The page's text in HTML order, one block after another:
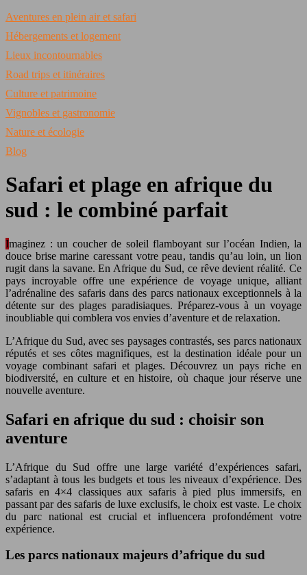
Aventures en plein air et safari
Hébergements et logement
Lieux incontournables
Road trips et itinéraires
Culture et patrimoine
Vignobles et gastronomie
Nature et écologie
Blog
Safari et plage en afrique du
sud : le combiné parfait
Imaginez : un coucher de soleil flamboyant sur l’océan Indien, la
douce brise marine caressant votre peau, tandis qu’au loin, un lion
rugit dans la savane. En Afrique du Sud, ce rêve devient réalité. Ce
pays incroyable offre une expérience de voyage unique, alliant
l’adrénaline des safaris dans des parcs nationaux exceptionnels à la
détente sur des plages paradisiaques. Préparez-vous à un voyage
inoubliable qui comblera vos envies d’aventure et de relaxation.
L’Afrique du Sud, avec ses paysages contrastés, ses parcs nationaux
réputés et ses côtes magnifiques, est la destination idéale pour un
voyage combinant safari et plages. Découvrez un pays riche en
biodiversité, en culture et en histoire, où chaque jour réserve une
nouvelle aventure.
Safari en afrique du sud : choisir son
aventure
L’Afrique du Sud offre une large variété d’expériences safari,
s’adaptant à tous les budgets et tous les niveaux d’expérience. Des
safaris en 4×4 classiques aux safaris à pied plus immersifs, en
passant par des safaris de luxe exclusifs, le choix est vaste. Le choix
du parc national est crucial et influencera profondément votre
expérience.
Les parcs nationaux majeurs d’afrique du sud